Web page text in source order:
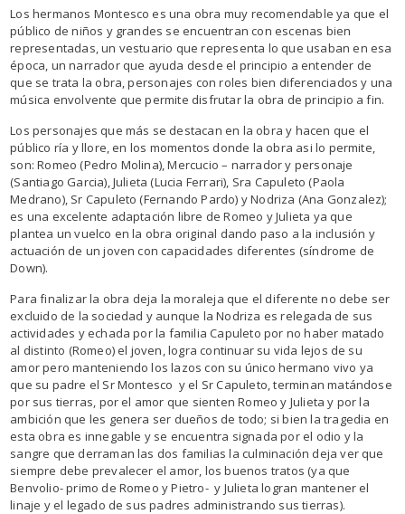
Los hermanos Montesco es una obra muy recomendable ya que el
público de niños y grandes se encuentran con escenas bien
representadas, un vestuario que representa lo que usaban en esa
época, un narrador que ayuda desde el principio a entender de
que se trata la obra, personajes con roles bien diferenciados y una
música envolvente que permite disfrutar la obra de principio a fin.
Los personajes que más se destacan en la obra y hacen que el
público ría y llore, en los momentos donde la obra asi lo permite,
son: Romeo (Pedro Molina), Mercucio – narrador y personaje
(Santiago Garcia), Julieta (Lucia Ferrari), Sra Capuleto (Paola
Medrano), Sr Capuleto (Fernando Pardo) y Nodriza (Ana Gonzalez);
es una excelente adaptación libre de Romeo y Julieta ya que
plantea un vuelco en la obra original dando paso a la inclusión y
actuación de un joven con capacidades diferentes (síndrome de
Down).
Para finalizar la obra deja la moraleja que el diferente no debe ser
excluido de la sociedad y aunque la Nodriza es relegada de sus
actividades y echada por la familia Capuleto por no haber matado
al distinto (Romeo) el joven, logra continuar su vida lejos de su
amor pero manteniendo los lazos con su único hermano vivo ya
que su padre el Sr Montesco y el Sr Capuleto, terminan matándose
por sus tierras, por el amor que sienten Romeo y Julieta y por la
ambición que les genera ser dueños de todo; si bien la tragedia en
esta obra es innegable y se encuentra signada por el odio y la
sangre que derraman las dos familias la culminación deja ver que
siempre debe prevalecer el amor, los buenos tratos (ya que
Benvolio- primo de Romeo y Pietro- y Julieta logran mantener el
linaje y el legado de sus padres administrando sus tierras).